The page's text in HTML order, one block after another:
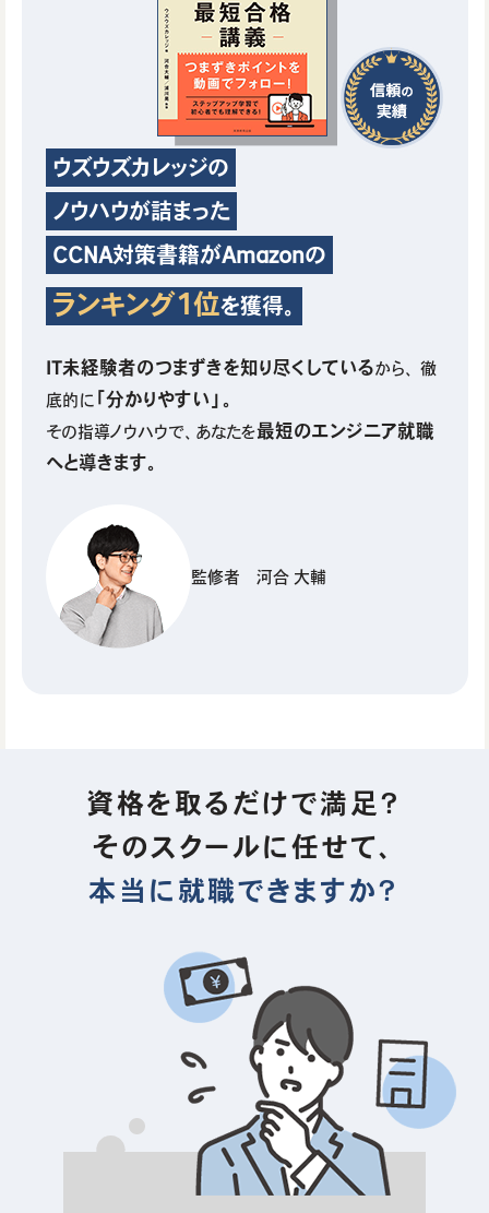
ウズウズカレッジの
ノウハウが詰まった
CCNA対策書籍がAmazonの
ランキング1位を獲得。
IT未経験者のつまずきを知り尽くしているから、
徹
底的に 「分かりやすい」。
その指導ノウハウで、あなたを最短のエンジニア就職
へと導きます。
監修者 河合 大輔
資格を取るだけで満足？
そのスクールに任せて、
本当に就職できますか？